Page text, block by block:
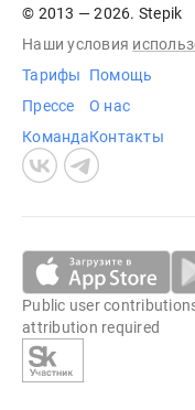
© 2013 — 2026. Stepik
Наши условия
Тарифы
Прессе
Команда
Помощь
О нас
Контакты
Public user
attribution required